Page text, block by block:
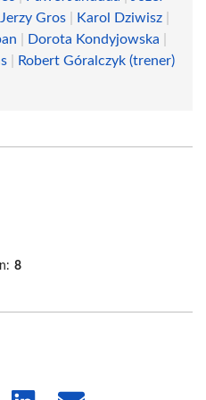
Jerzy Gros Karol Dziwisz
Dorota Kondyjowska
Robert Góralczyk (trener)
8